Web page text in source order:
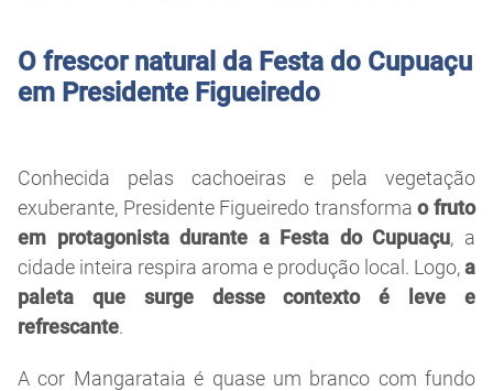
O frescor natural da Festa do Cupuaçu
em Presidente Figueiredo
Conhecida pelas cachoeiras e pela vegetação
exuberante, Presidente Figueiredo transformao fruto
em protagonista durante a Festa do Cupuaçu, a
cidade inteira respira aroma e produção local. Logo,a
paleta que surge desse contexto é leve e
refrescante.
A cor Mangarataia é quase um branco com fundo